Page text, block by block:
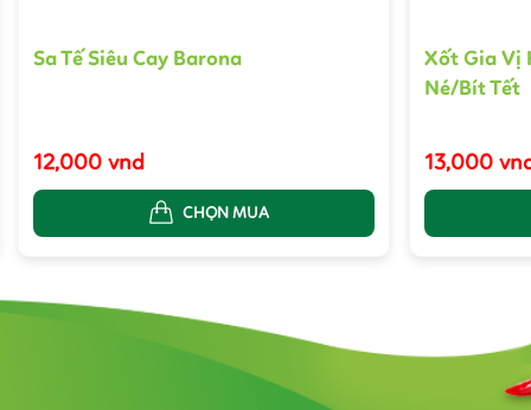
Sa Tế Siêu Cay Barona
12,000 vnd
CHỌN MUA
Xốt Gia Vị
Né/Bít Tết
13,000